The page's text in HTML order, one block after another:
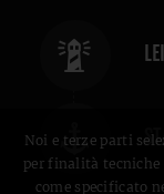
Noi e terze parti
per finalità tecniche
come specificato